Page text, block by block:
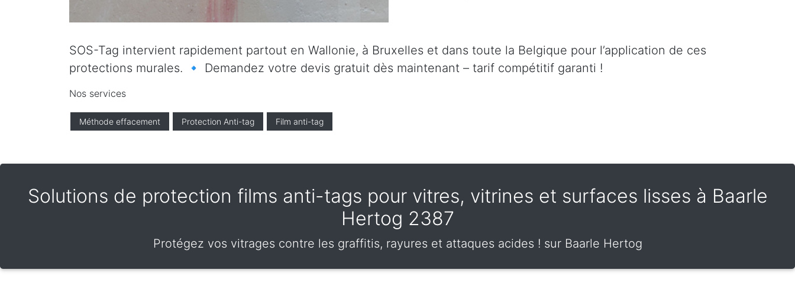
SOS-Tag intervient rapidement partout en Wallonie, à Bruxelles et dans toute la Belgique pour l’application de ces
protections murales. 🔹 Demandez votre devis gratuit dès maintenant – tarif compétitif garanti !
Nos services
Méthode effacement Protection Anti-tag Film anti-tag
Solutions de protection films anti-tags pour vitres, vitrines et surfaces lisses à Baarle
Hertog 2387
Protégez vos vitrages contre les graffitis, rayures et attaques acides ! sur Baarle Hertog